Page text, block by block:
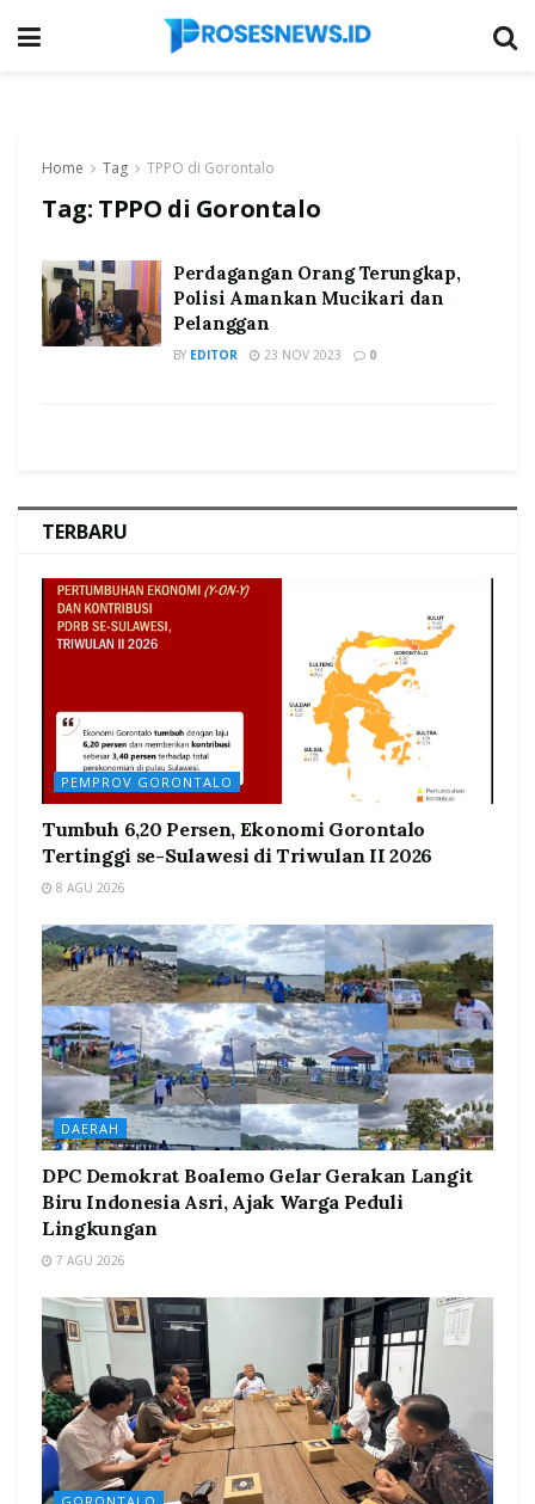
Home Tag TPPO di Gorontalo
Tag: TPPO di Gorontalo
Perdagangan Orang Terungkap,
Polisi Amankan Mucikari dan
Pelanggan
BY EDITOR 23 NOV 2023 0
TERBARU
PEMPROV GORONTALO
Tumbuh 6,20 Persen, Ekonomi Gorontalo
Tertinggi se-Sulawesi di Triwulan II 2026
8 AGU 2026
DAERAH
DPC Demokrat Boalemo Gelar Gerakan Langit
Biru Indonesia Asri, Ajak Warga Peduli
Lingkungan
7 AGU 2026